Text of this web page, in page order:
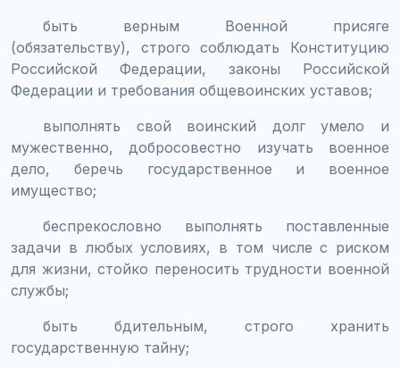
быть верным Военной присяге
(обязательству), строго соблюдать Конституцию
Российской Федерации, законы Российской
Федерации и требования общевоинских уставов;
выполнять свой воинский долг умело и
мужественно, добросовестно изучать военное
дело, беречь государственное и военное
имущество;
беспрекословно выполнять поставленные
задачи в любых условиях, в том числе с риском
для жизни, стойко переносить трудности военной
службы;
быть бдительным, строго хранить
государственную тайну;